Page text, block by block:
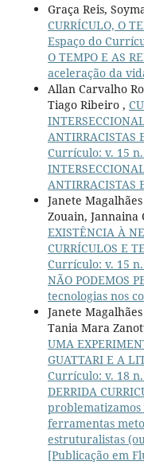
Graça Reis,
CURRÍCULO, O
Espaço do
O TEMPO E AS
aceleração da
Allan Carvalho
Tiago Ribeiro ,
ANTIRRACISTAS
Currículo: v. 15 n.
ANTIRRACISTAS
Janete
Zouain, Jannaina
EXISTÊNCIA À
CURRÍCULOS E
Currículo: v. 15 n.
NÃO PODEMOS
tecnologias nos
Janete
Tania Mara
UMA
GUATTARI E A
Currículo: v. 18 n.
DERRIDA
ferramentas
estruturalistas
[Publicação em